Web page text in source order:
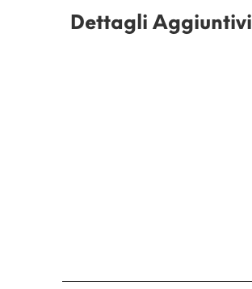
Dettagli Aggiuntivi